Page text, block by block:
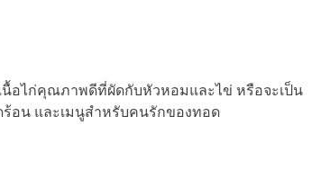
อไก่คุณภาพดีที่ผัดกับหัวหอมและไข่ หรือจะเป็น
อน และเมนูสำหรับคนรักของทอด